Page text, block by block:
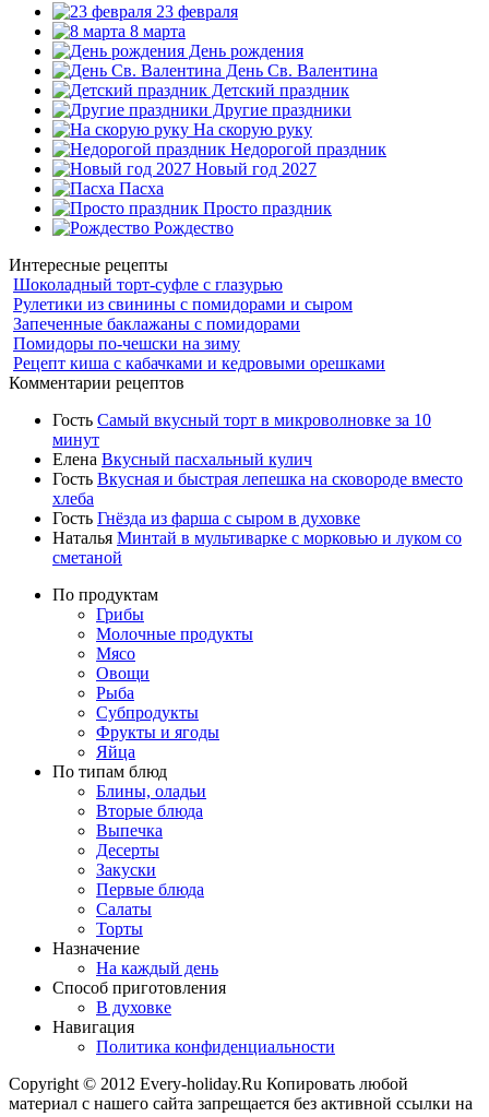
23 февраля
8 марта
День рождения
День Св. Валентина
Детский праздник
Другие праздники
На скорую руку
Недорогой праздник
Новый год 2027
Пасха
Просто праздник
Рождество
Интересные рецепты
Шоколадный торт-суфле с глазурью
Рулетики из свинины с помидорами и сыром
Запеченные баклажаны с помидорами
Помидоры по-чешски на зиму
Рецепт киша с кабачками и кедровыми орешками
Комментарии рецептов
Гость Самый вкусный торт в микроволновке за 10
минут
Елена Вкусный пасхальный кулич
Гость Вкусная и быстрая лепешка на сковороде вместо
хлеба
Гость Гнёзда из фарша с сыром в духовке
Наталья Минтай в мультиварке с морковью и луком со
сметаной
По продуктам
Грибы
Молочные продукты
Мясо
Овощи
Рыба
Субпродукты
Фрукты и ягоды
Яйца
По типам блюд
Блины, оладьи
Вторые блюда
Выпечка
Десерты
Закуски
Первые блюда
Салаты
Торты
Назначение
На каждый день
Способ приготовления
В духовке
Навигация
Политика конфиденциальности
Copyright © 2012 Every-holiday.Ru Копировать любой
материал с нашего сайта запрещается без активной ссылки на